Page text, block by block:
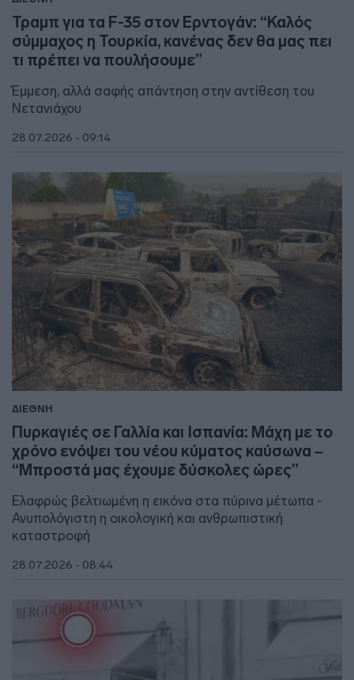
Τραμπ για τα F-35 στον Ερντογάν: “Καλός
σύμμαχος η Τουρκία, κανένας δεν θα μας πει
τι πρέπει να πουλήσουμε”
Έμμεση, αλλά σαφής απάντηση στην αντίθεση του
Νετανιάχου
28.07.2026 - 09:14
ΔΙΕΘΝΗ
Πυρκαγιές σε Γαλλία και Ισπανία: Μάχη με το
χρόνο ενόψει του νέου κύματος καύσωνα –
“Μπροστά μας έχουμε δύσκολες ώρες”
Ελαφρώς βελτιωμένη η εικόνα στα πύρινα μέτωπα -
Ανυπολόγιστη η οικολογική και ανθρωπιστική
καταστροφή
28.07.2026 - 08:44